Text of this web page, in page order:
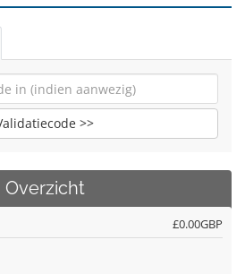
>>
Overzicht
£0.00GBP